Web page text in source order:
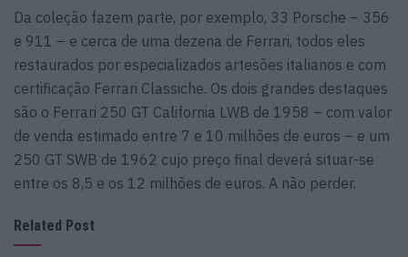
Da coleção fazem parte, por exemplo, 33 Porsche – 356
e 911 – e cerca de uma dezena de Ferrari, todos eles
restaurados por especializados artesões italianos e com
certificação Ferrari Classiche. Os dois grandes destaques
são o Ferrari 250 GT California LWB de 1958 – com valor
de venda estimado entre 7 e 10 milhões de euros – e um
250 GT SWB de 1962 cujo preço final deverá situar-se
entre os 8,5 e os 12 milhões de euros. A não perder.
Related Post